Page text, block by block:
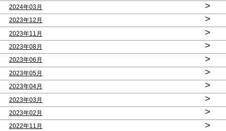
2024年03月 >
2023年12月 >
2023年11月 >
2023年08月 >
2023年06月 >
2023年05月 >
2023年04月 >
2023年03月 >
2023年02月 >
2022年11月 >